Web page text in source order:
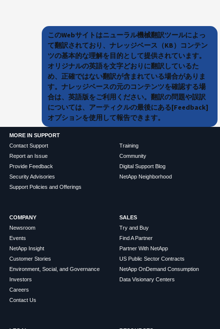
このWebサイトはニューラル機械翻訳ツールによっ
て翻訳されており、ナレッジベース（KB）コンテン
ツの基本的な理解を目的として提供されています。
オリジナルの英語を文字どおりに翻訳しているた
め、正確ではない翻訳が含まれている場合がありま
す。ナレッジベースの元のコンテンツを確認する場
合は、英語版をご利用ください。翻訳の問題や誤訳
については、アーティクルの最後にある[Feedback]
オプションを使用して報告できます。
MORE IN SUPPORT
Contact Support
Report an Issue
Provide Feedback
Security Advisories
Support Policies and Offerings
Training
Community
Digital Support Blog
NetApp Neighborhood
COMPANY
Newsroom
Events
NetApp Insight
Customer Stories
Environment, Social, and Governance
Investors
Careers
Contact Us
SALES
Try and Buy
Find A Partner
Partner With NetApp
US Public Sector Contracts
NetApp OnDemand Consumption
Data Visionary Centers